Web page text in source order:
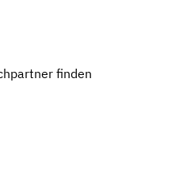
finden